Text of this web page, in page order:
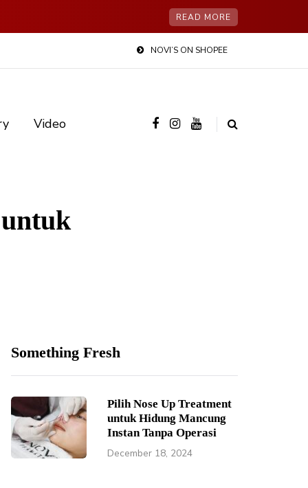
READ MORE
NOVI’S ON SHOPEE
Video
Something Fresh
Pilih Nose Up Treatment
untuk Hidung Mancung
Instan Tanpa Operasi
December 18, 2024